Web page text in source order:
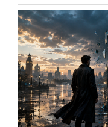
кто
ты,
если
у
тебя
забрать
всё?»